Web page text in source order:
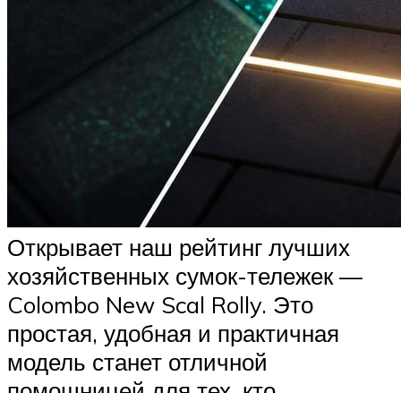
Открывает наш рейтинг лучших
хозяйственных сумок-тележек —
Colombo New Scal Rolly. Это
простая, удобная и практичная
модель станет отличной